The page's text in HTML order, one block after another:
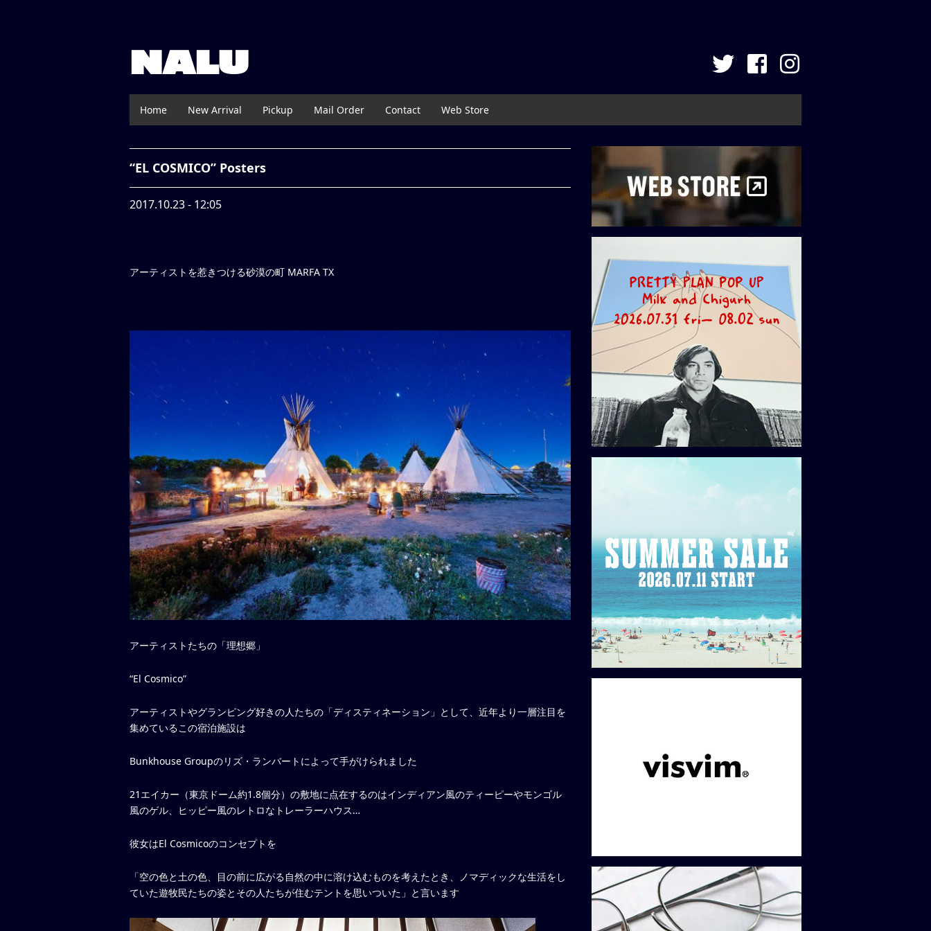
NALU
Home New Arrival Pickup Mail Order Contact Web Store
“EL COSMICO” Posters
2017.10.23 - 12:05
アーティストを惹きつける砂漠の町 MARFA TX
アーティストたちの「理想郷」
“El Cosmico”
アーティストやグランピング好きの人たちの「ディスティネーション」として、近年より一層注目を
集めているこの宿泊施設は
Bunkhouse Groupのリズ・ランバートによって手がけられました
21エイカー（東京ドーム約1.8個分）の敷地に点在するのはインディアン風のティーピーやモンゴル
風のゲル、ヒッピー風のレトロなトレーラーハウス…
彼女はEl Cosmicoのコンセプトを
「空の色と土の色、目の前に広がる自然の中に溶け込むものを考えたとき、ノマディックな生活をし
ていた遊牧民たちの姿とその人たちが住むテントを思いついた」と言います